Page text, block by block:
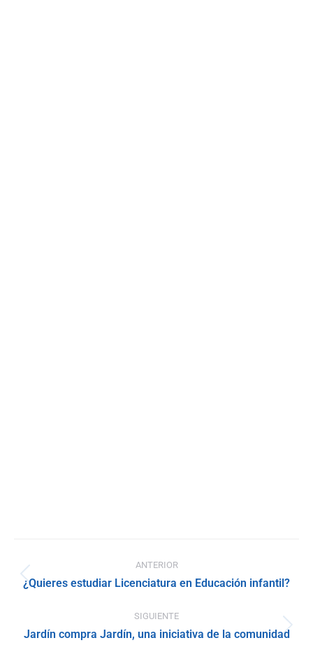
entre
ANTERIOR
Publicación
¿Quieres estudiar Licenciatura en Educación infantil?
SIGUIENTE
Publicación
Jardín compra Jardín, una iniciativa de la comunidad